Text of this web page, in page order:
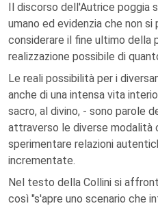
Il discorso dell'Autrice poggia
umano ed evidenzia che non si
considerare il fine ultimo della
realizzazione possibile di
Le reali possibilità per i
anche di una intensa vita
sacro, al divino, - sono parole
attraverso le diverse modalità
sperimentare relazioni
incrementate.
Nel testo della Collini si
così "s'apre uno scenario che